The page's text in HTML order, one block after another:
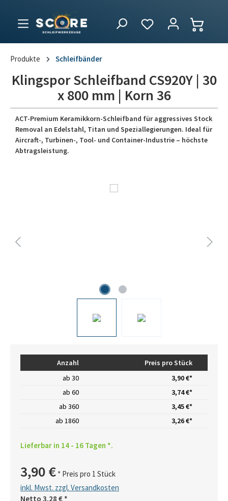
Produkte Schleifbänder
Klingspor Schleifband CS920Y | 30
x 800 mm | Korn 36
ACT-Premium Keramikkorn-Schleifband für aggressives Stock
Removal an Edelstahl, Titan und Speziallegierungen. Ideal für
Aircraft-, Turbinen-, Tool- und Container-Industrie – höchste
Abtragsleistung.
Anzahl
Preis pro Stück
ab 30
3,90 €*
ab 60
3,74 €*
ab 360
3,45 €*
ab 1860 3,26 €*
Lieferbar in 14 - 16 Tagen *.
3,90 € * Preis pro 1 Stück
inkl. Mwst. zzgl. Versandkosten
Netto 3,28 € *